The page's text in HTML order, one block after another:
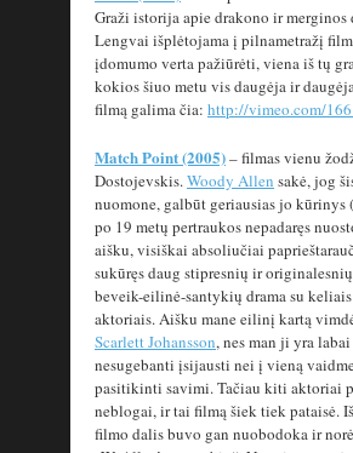
Graži istorija apie drakono ir merginos
Lengvai išplėtojama į pilnametražį
įdomumo verta pažiūrėti, viena iš tų
kokios šiuo metu vis daugėja ir
filmą galima čia: http://vimeo.com/
Match Point (2005)– filmas vienu
Dostojevskis. Woody Allen sakė, jog
nuomone, galbūt geriausias jo kūrinys
po 19 metų pertraukos nepadaręs
aišku, visiškai absoliučiai
sukūręs daug stipresnių ir
beveik-eilinė-santykių drama su
aktoriais. Aišku mane eilinį kartą
Scarlett Johansson, nes man ji yra
nesugebanti įsijausti nei į vieną
pasitikinti savimi. Tačiau kiti aktoriai
neblogai, ir tai filmą šiek tiek pataisė.
filmo dalis buvo gan nuobodoka ir